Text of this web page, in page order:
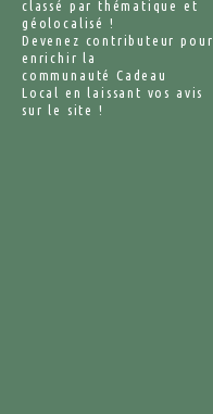
classé par thématique et
géolocalisé !
Devenez contributeur pour
enrichir la
communauté Cadeau
Local en laissant vos avis
sur le site !